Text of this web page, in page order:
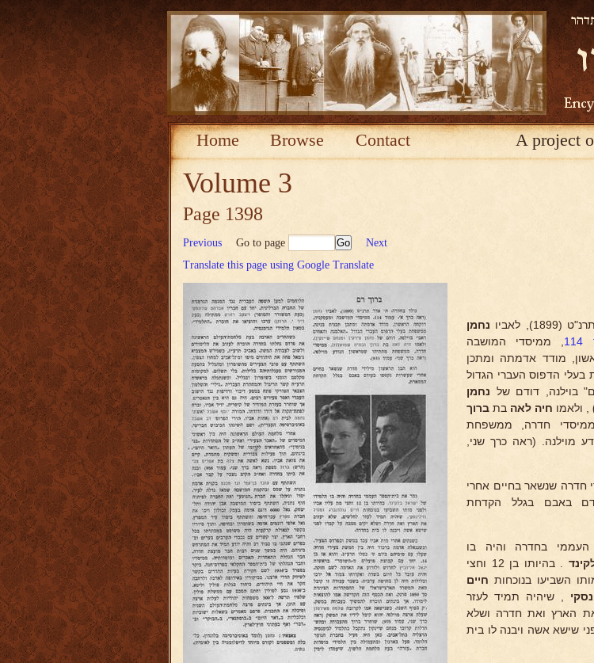
Home Browse Contact A project
Volume 3
Page 1398
Previous Go to page
Next
Translate this page using Google Translate
לאביו
נחמן
, ממיסדי המושבה
מודד אדמתה ומתכן
הדפוס העברי הגדול
בוילנה, דודם של נחמן
, ולאמו חיה לאה בת ברוך
חדרה, ממשפחת
מוילנה. (ראה כרך שני,
חדרה שנשאר בחיים אחרי
באבם בגלל הקדחת
בחדרה והיה בו
. בהיותו בן 12 וחצי
השביעו בנוכחותחיים
, שיהיה תמיד לעזר
הארץ ואת חדרה ושלא
שישא אשה ויבנה לו בית